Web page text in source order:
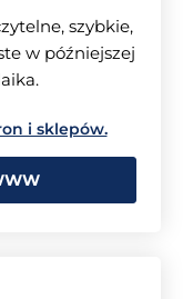
szybkie,
w późniejszej
i sklepów.